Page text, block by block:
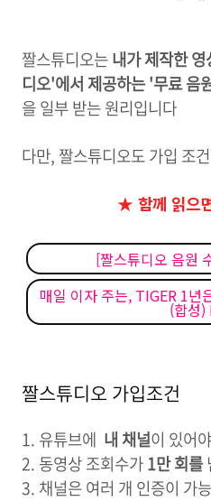
짤스튜디오는내가 제작한
디오'에서 제공하는 '무료 음
을 일부 받는 원리입니다
다만, 짤스튜디오도 가입 조
★ 함께 읽으
[짤스튜디오 음원
매일 이자 주는, TIGER 1년
(합성)
짤스튜디오 가입조건
1. 유튜브에 내 채널이 있어
2. 동영상 조회수가1만 회를
3. 채널은 여러 개 인증이 가